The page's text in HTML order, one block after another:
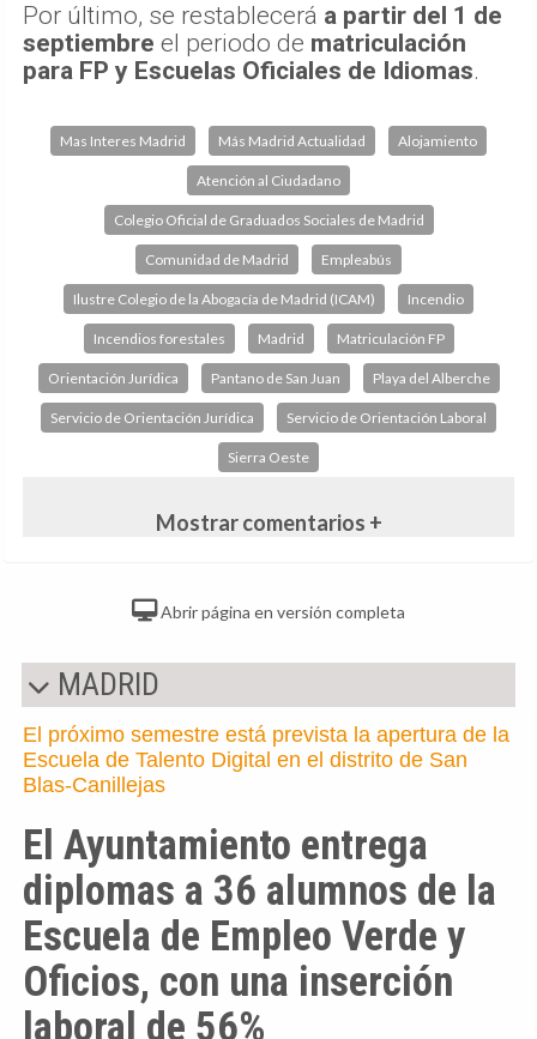
Por último, se restablecerá a partir del 1 de
septiembre el periodo de matriculación
para FP y Escuelas Oficiales de Idiomas.
Mas Interes Madrid Más Madrid Actualidad Alojamiento
Atención al Ciudadano
Colegio Oficial de Graduados Sociales de Madrid
Comunidad de Madrid Empleabús
Ilustre Colegio de la Abogacía de Madrid (ICAM) Incendio
Incendios forestales Madrid Matriculación FP
Orientación Jurídica Pantano de San Juan Playa del Alberche
Servicio de Orientación Jurídica Servicio de Orientación Laboral
Sierra Oeste
Mostrar comentarios +
Abrir página en versión completa
MADRID
El próximo semestre está prevista la apertura de la
Escuela de Talento Digital en el distrito de San
Blas-Canillejas
El Ayuntamiento entrega
diplomas a 36 alumnos de la
Escuela de Empleo Verde y
Oficios, con una inserción
laboral de 56%